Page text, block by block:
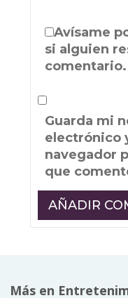
Avísame
si alguien
comentario.
Guarda mi
electrónico
navegador
que
Más en